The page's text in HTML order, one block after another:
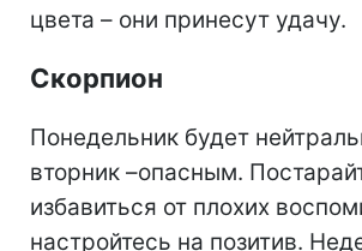
цвета – они принесут удачу.
Скорпион
Понедельник будет
вторник –опасным.
избавиться от плохих
настройтесь на позитив.